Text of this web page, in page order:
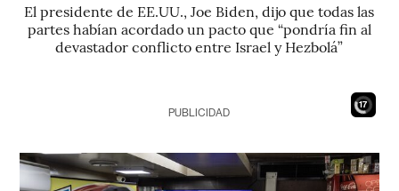
El presidente de EE.UU., Joe Biden, dijo que todas las
partes habían acordado un pacto que “pondría fin al
devastador conflicto entre Israel y Hezbolá”
15
PUBLICIDAD